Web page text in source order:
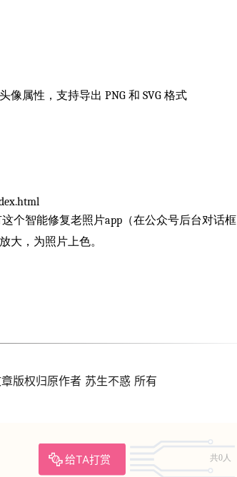
属性，支持导出 PNG 和 SVG 格式
个智能修复老照片app（在公众号后台对话框
大，为照片上色。
版权归原作者 苏生不惑 所有
给TA打赏 共0人